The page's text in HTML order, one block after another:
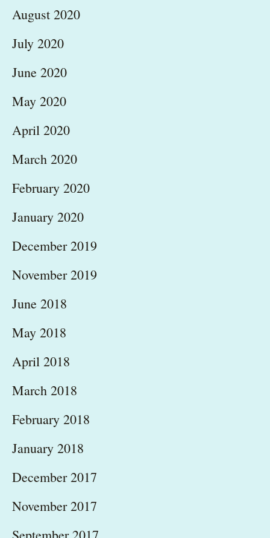
August 2020
July 2020
June 2020
May 2020
April 2020
March 2020
February 2020
January 2020
December 2019
November 2019
June 2018
May 2018
April 2018
March 2018
February 2018
January 2018
December 2017
November 2017